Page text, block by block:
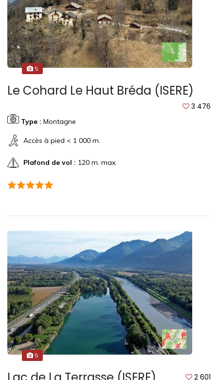
5
Le Cohard Le Haut Bréda (ISERE)
3 476
Type : Montagne
Accès à pied < 1 000 m.
Plafond de vol : 120 m. max.
5
2 601